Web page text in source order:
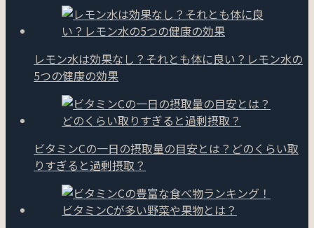
レモン水は効果なし？それとも体に良い？レモン水の
5つの健康の効果
ビタミンCの一日の摂取量の目安とは？どのくらい取
りすぎると過剰摂取？